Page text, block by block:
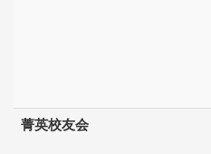
菁英校友会